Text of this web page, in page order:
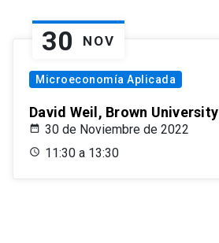
30 NOV
Microeconomía Aplicada
David Weil, Brown University
30 de Noviembre de 2022
11:30 a 13:30